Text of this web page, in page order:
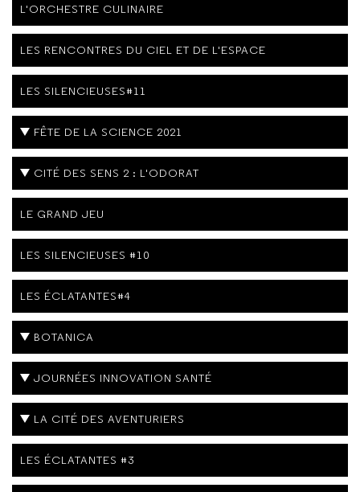
L'ORCHESTRE CULINAIRE
LES RENCONTRES DU CIEL ET DE L'ESPACE
LES SILENCIEUSES#11
FÊTE DE LA SCIENCE 2021
CITÉ DES SENS 2 : L'ODORAT
LE GRAND JEU
LES SILENCIEUSES #10
LES ÉCLATANTES#4
BOTANICA
JOURNÉES INNOVATION SANTÉ
LA CITÉ DES AVENTURIERS
LES ÉCLATANTES #3